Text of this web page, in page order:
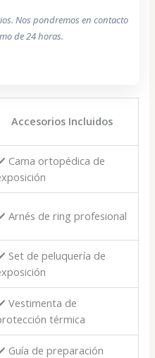
Nos pondremos en contacto
de 24 horas.
Accesorios Incluidos
Cama ortopédica de
Arnés de ring profesional
Set de peluquería de
Vestimenta de
térmica
Guía de preparación